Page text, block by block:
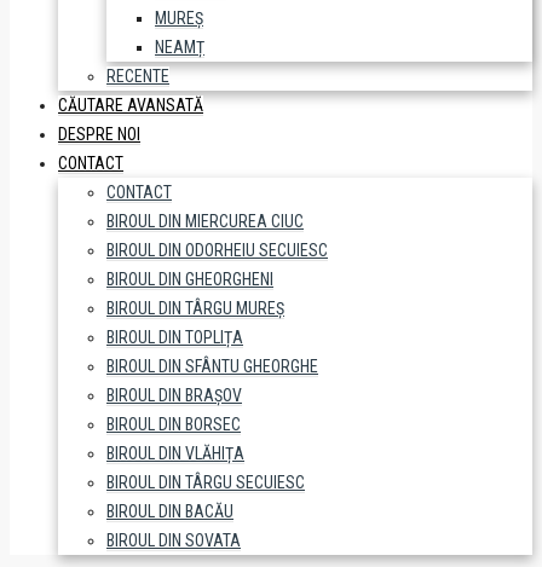
MUREȘ
NEAMȚ
RECENTE
CĂUTARE AVANSATĂ
DESPRE NOI
CONTACT
CONTACT
BIROUL DIN MIERCUREA CIUC
BIROUL DIN ODORHEIU SECUIESC
BIROUL DIN GHEORGHENI
BIROUL DIN TÂRGU MUREȘ
BIROUL DIN TOPLIȚA
BIROUL DIN SFÂNTU GHEORGHE
BIROUL DIN BRAȘOV
BIROUL DIN BORSEC
BIROUL DIN VLĂHIȚA
BIROUL DIN TÂRGU SECUIESC
BIROUL DIN BACĂU
BIROUL DIN SOVATA